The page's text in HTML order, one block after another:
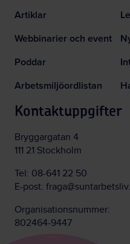
Artiklar
Webbinarier och event
Poddar
Arbetsmiljöordlistan
Kontaktuppgifter
Bryggargatan 4
111 21 Stockholm
Tel: 08-641 22 50
E-post:
Organisationsnummer:
802464-9447